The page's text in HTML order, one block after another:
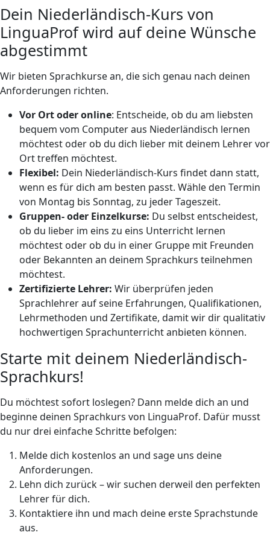
Dein Niederländisch-Kurs von
LinguaProf wird auf deine Wünsche
abgestimmt
Wir bieten Sprachkurse an, die sich genau nach deinen
Anforderungen richten.
Vor Ort oder online: Entscheide, ob du am liebsten
bequem vom Computer aus Niederländisch lernen
möchtest oder ob du dich lieber mit deinem Lehrer vor
Ort treffen möchtest.
Flexibel: Dein Niederländisch-Kurs findet dann statt,
wenn es für dich am besten passt. Wähle den Termin
von Montag bis Sonntag, zu jeder Tageszeit.
Gruppen- oder Einzelkurse: Du selbst entscheidest,
ob du lieber im eins zu eins Unterricht lernen
möchtest oder ob du in einer Gruppe mit Freunden
oder Bekannten an deinem Sprachkurs teilnehmen
möchtest.
Zertifizierte Lehrer: Wir überprüfen jeden
Sprachlehrer auf seine Erfahrungen, Qualifikationen,
Lehrmethoden und Zertifikate, damit wir dir qualitativ
hochwertigen Sprachunterricht anbieten können.
Starte mit deinem Niederländisch-
Sprachkurs!
Du möchtest sofort loslegen? Dann melde dich an und
beginne deinen Sprachkurs von LinguaProf. Dafür musst
du nur drei einfache Schritte befolgen:
Melde dich kostenlos an und sage uns deine
Anforderungen.
Lehn dich zurück – wir suchen derweil den perfekten
Lehrer für dich.
Kontaktiere ihn und mach deine erste Sprachstunde
aus.